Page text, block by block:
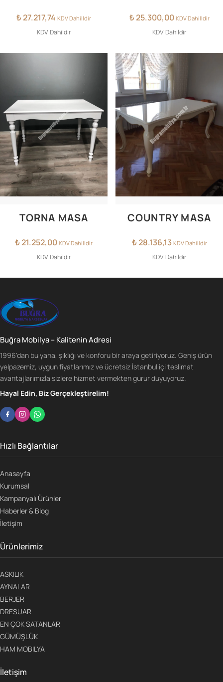
₺27.217,74 KDV Dahilldir
KDV Dahildir
₺25.300,00 KDV Dahilldir
KDV Dahildir
TORNA MASA
₺21.252,00 KDV Dahilldir
KDV Dahildir
COUNTRY MASA
₺28.136,13 KDV Dahilldir
KDV Dahildir
Buğra Mobilya – Kalitenin Adresi
1996'dan bu yana, şıklığı ve konforu bir araya getiriyoruz. Geniş ürün
yelpazemiz, uygun fiyatlarımız ve ücretsiz İstanbul içi teslimat
avantajlarımızla sizlere hizmet vermekten gurur duyuyoruz.
Hayal Edin, Biz Gerçekleştirelim!
Hızlı Bağlantılar
Anasayfa
Kurumsal
Kampanyalı Ürünler
Haberler & Blog
İletişim
Ürünlerimiz
ASKILIK
AYNALAR
BERJER
DRESUAR
EN ÇOK SATANLAR
GÜMÜŞLÜK
HAM MOBILYA
İletişim